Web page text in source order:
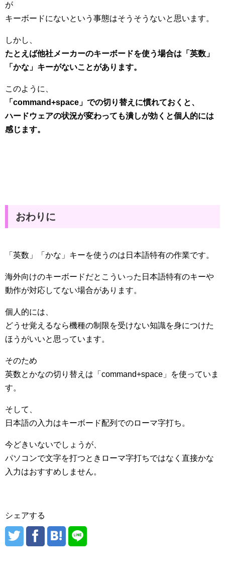
が
キーボードにないという事態はそうそうないと思います。
しかし、
たとえば他社メーカーのキーボードを使う場合は「英数」
「かな」キーがないことがあります。
このように、
「command+space」での切り替えに慣れておくと、
ハードウェアの状況が変わっても潰しが効くと個人的には
感じます。
おわりに
「英数」「かな」キーを使うのは日本語特有の作業です。
海外向けのキーボードだとこういった日本語特有のキーや
動作が対応してない場合があります。
個人的には、
どうせ覚えるなら機種の制限を受けない知識を身につけた
ほうがいいと思っています。
そのため
英数とかなの切り替えは「command+space」を使っていま
す。
そして、
日本語の入力はキーボード配列でのローマ字打ち。
今どきいないでしょうが、
パソコンで文字を打つときローマ字打ちではなく直接かな
入力はおすすめしません。
シェアする